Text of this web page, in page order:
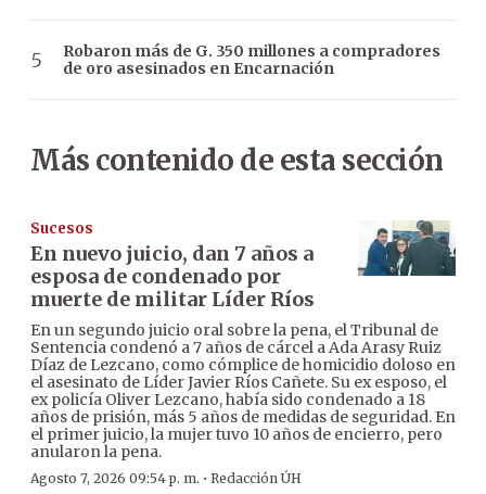
Robaron más de G. 350 millones a compradores
de oro asesinados en Encarnación
Más contenido de esta sección
Sucesos
En nuevo juicio, dan 7 años a
esposa de condenado por
muerte de militar Líder Ríos
En un segundo juicio oral sobre la pena, el Tribunal de
Sentencia condenó a 7 años de cárcel a Ada Arasy Ruiz
Díaz de Lezcano, como cómplice de homicidio doloso en
el asesinato de Líder Javier Ríos Cañete. Su ex esposo, el
ex policía Oliver Lezcano, había sido condenado a 18
años de prisión, más 5 años de medidas de seguridad. En
el primer juicio, la mujer tuvo 10 años de encierro, pero
anularon la pena.
Agosto 7, 2026 09:54 p. m. · Redacción ÚH